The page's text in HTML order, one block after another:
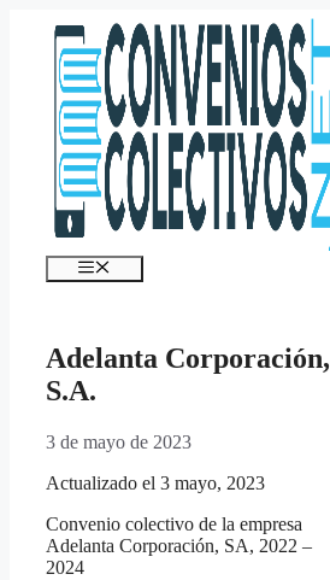
contenido
Menú
Adelanta Corporación,
S.A.
3 de mayo de 2023
Actualizado el 3 mayo, 2023
Convenio colectivo de la empresa
Adelanta Corporación, SA, 2022 –
2024